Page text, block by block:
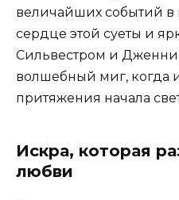
величайших событий в
сердце этой суеты и
Сильвестром и
волшебный миг, когда
притяжения начала
Искра, которая
любви